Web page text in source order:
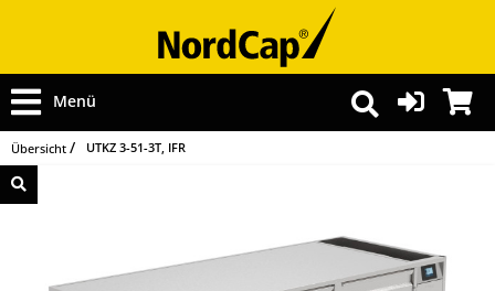
Menü
Übersicht UTKZ 3-51-3T, IFR